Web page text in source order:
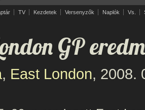
TV Kezdetek Versenyzők Naplók Vs.
GP
, East London, 2008.